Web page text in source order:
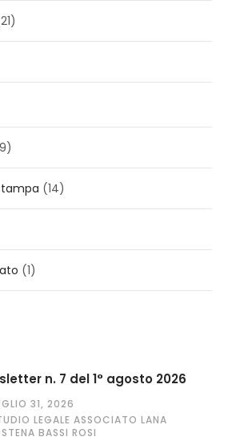
(14)
(1)
n. 7 del 1° agosto 2026
31, 2026
LEGALE ASSOCIATO LANA
BASSI ROSI